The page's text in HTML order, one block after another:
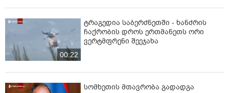
00:22
ტრაგედია საბერძნეთში - ხანძრის
ჩაქრობის დროს ერთმანეთს ორი
ვერტმფრენი შეეჯახა
სომხეთის მთავრობა გადადგა